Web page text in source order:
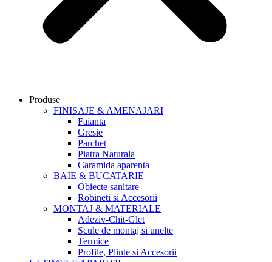
Produse
FINISAJE & AMENAJARI
Faianta
Gresie
Parchet
Piatra Naturala
Caramida aparenta
BAIE & BUCATARIE
Obiecte sanitare
Robineti si Accesorii
MONTAJ & MATERIALE
Adeziv-Chit-Glet
Scule de montaj si unelte
Termice
Profile, Plinte si Accesorii